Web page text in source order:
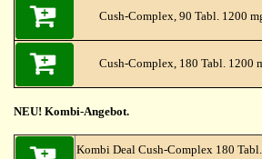
Cush-Complex, 90 Tabl. 1200
Cush-Complex, 180 Tabl. 1200
NEU! Kombi-Angebot.
Kombi Deal Cush-Complex 180